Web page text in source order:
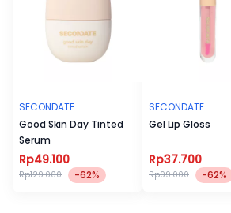
SECONDATE
Good Skin Day Tinted
Serum
Rp49.100
Rp129.000 -62%
SECONDATE
Gel Lip Gloss
Rp37.700
Rp99.000 -62%